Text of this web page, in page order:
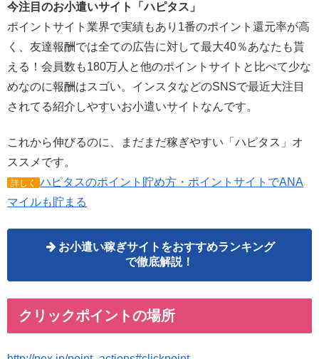
今注目のお小遣いサイト「ハピタス」
ポイントサイト業界で実績もあり1番のポイント還元率が高
く、友達報酬では全ての広告に対して最大40％あなたも貰
える！会員数も180万人と他のポイントサイトと比べて少な
めなのに報酬はスゴい。インスタなどのSNSで最近大注目
されてる紹介しやすいお小遣いサイトなんです。
これから伸びるのに、まだまだ稼ぎやすい「ハピタス」オ
ススメです。
詳しく
ハピタスのポイント貯め方・ポイントサイトでANA
マイルも貯まる
お小遣い稼ぎサイトをおすすめランキング
で徹底解説！
クリックポイントの場所